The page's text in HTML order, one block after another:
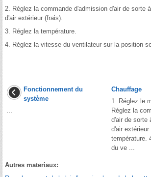
2. Réglez la commande d'admission d'air de sorte
d'air extérieur (frais).
3. Réglez la température.
4. Réglez la vitesse du ventilateur sur la position
Fonctionnement du
système
Chauffage
1. Réglez le
Réglez la
d'air de sorte
d'air
température.
du ve ...
Autres materiaux: